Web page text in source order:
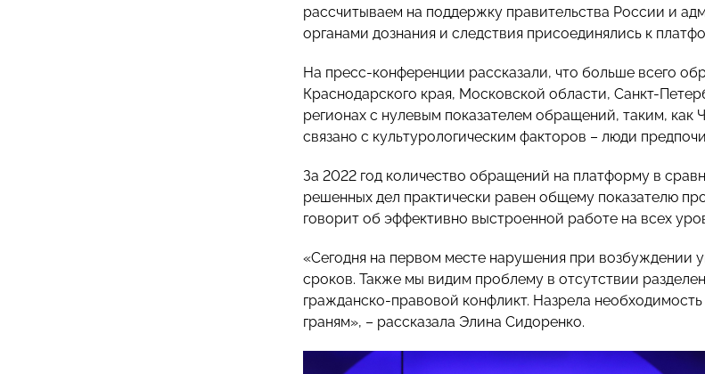
рассчитываем на поддержку правительства России и
органами дознания и следствия присоединялись к
На пресс-конференции рассказали, что больше всего
Краснодарского края, Московской области, Санкт-
регионах с нулевым показателем обращений, таким, как
связано с культурологическим факторов – люди
За 2022 год количество обращений на платформу в
решенных дел практически равен общему показателю
говорит об эффективно выстроенной работе на всех
«Сегодня на первом месте нарушения при возбуждении
сроков. Также мы видим проблему в отсутствии
гражданско-правовой конфликт. Назрела
граням», – рассказала Элина Сидоренко.